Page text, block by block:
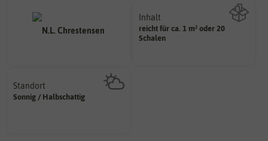
Inhalt
reicht für ca. 1 m² oder 20
Schalen
Wie viel ist enthalten
Standort
Sonnig / Halbschattig
Pflanze? (schattig, halbschattig,
sonnig, vollsonnig)